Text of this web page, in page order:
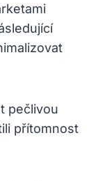
pečlivou
přítomnost